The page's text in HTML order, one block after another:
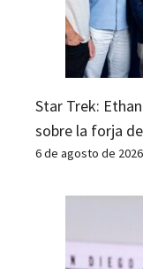
Star Trek:
sobre la forja
6 de agosto de 2026